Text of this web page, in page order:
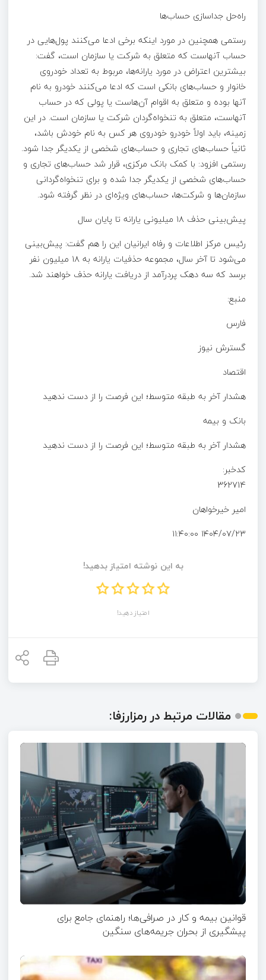
راه‌حل جداسازی حساب‌ها
رستمی همچنین در مورد اینکه برخی ادعا می‌کنند پول‌هایی در
حساب آنهاست که متعلق به شرکت یا سازمان است، گفت:
بیشترین اعتراض در مورد یارانه‌ها، مربوط به تعداد خودروی
خانوار و حساب‌های بانکی است که ادعا می‌کنند خودرو به نام
آنها بوده و متعلق به اقوام آن‌هاست یا پولی که در حساب
آنهاست، متعلق به تنخواه‌گردان شرکت یا سازمان است. در این
زمینه، باید اولاً خودرو خودروی هر کس به نام خودش باشد،
ثانیاً حساب‌های تجاری و حساب‌های شخصی از یکدیگر جدا شود.
رستمی افزود: با کمک بانک مرکزی، قرار شد حساب‌های تجاری و
حساب‌های شخصی از یکدیگر جدا شده و برای تنخواه‌گردانی
سازمان‌ها و شرکت‌ها، حساب‌های ویژه‌ای در نظر گرفته شود.
پیش‌بینی حذف ۱۸ میلیونی یارانه تا پایان سال
رئیس مرکز اطلاعات و رفاه ایرانیان این را هم گفت: پیش‌بینی
می‌شود تا آخر سال، مجموعه حذفیات یارانه به ۱۸ میلیون نفر
برسد که سه دهک پردرآمد از دریافت یارانه حذف خواهند شد.
منبع:
فارس
گسترش نیوز
اقتصاد
هشدار آخر به طبقه متوسط؛ این فرصت را از دست ندهید
بانک و بیمه
هشدار آخر به طبقه متوسط؛ این فرصت را از دست ندهید
کدخبر:
362714
امیر خیرخواهان
۱۴۰۴/۰۷/۲۳ ۱۱:۴۰:۰۰
به این نوشته امتیاز بدهید!
امتیاز دهید!
مقالات مرتبط در رمزارزفا:
قوانین بیمه و کار در صرافی‌ها؛ راهنمای جامع برای
پیشگیری از بحران جریمه‌های سنگین